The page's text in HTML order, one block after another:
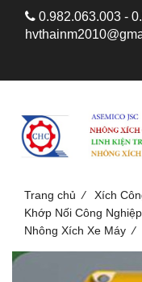
0.982.063.003 -
Trang chủ / Xích
Khớp Nối Công Nghiệp
Nhông Xích Xe Máy /